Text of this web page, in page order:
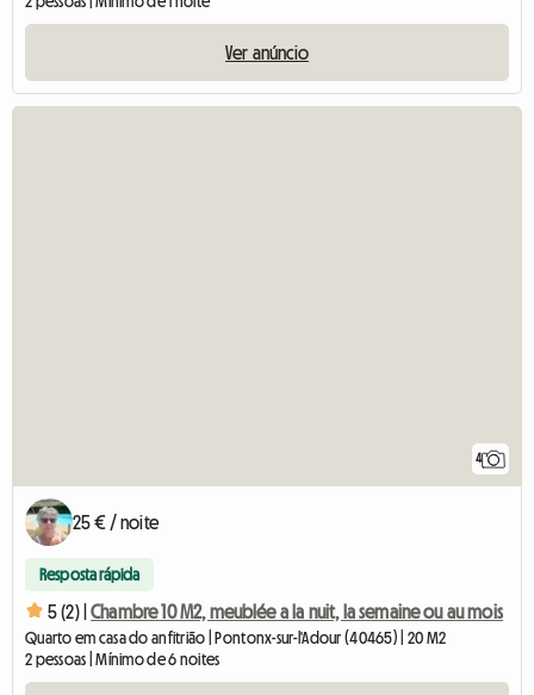
Ver anúncio
4
25 € / noite
Resposta rápida
5 (2) | Chambre 10 M2, meublée a la nuit, la semaine ou au mois
Quarto em casa do anfitrião | Pontonx-sur-l'Adour (40465) | 20 M2
2 pessoas | Mínimo de 6 noites